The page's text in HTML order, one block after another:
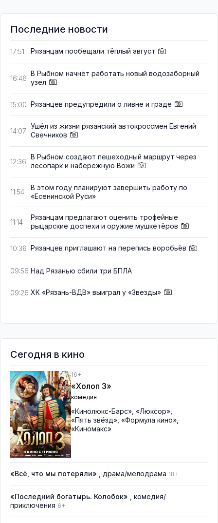
Последние новости
17:51 Рязанцам пообещали тёплый август
16:46
В Рыбном начнёт работать новый водозаборный
узел
15:00 Рязанцев предупредили о ливне и граде
14:07
Ушёл из жизни рязанский автокроссмен Евгений
Свечников
12:36
В Рыбном создают пешеходный маршрут через
лесопарк и набережную Вожи
11:54
В этом году планируют завершить работу по
«Есенинской Руси»
11:14
Рязанцам предлагают оценить трофейные
рыцарские доспехи и оружие мушкетёров
10:36 Рязанцев приглашают на перепись воробьёв
09:56 Над Рязанью сбили три БПЛА
09:26 ХК «Рязань-ВДВ» выиграл у «Звезды»
Сегодня в кино
16+
«Холоп 3»
комедия
«Кинолюкс-Барс» «Люксор»
«Пять звёзд» «Формула кино»
«Киномакс»
«Всё, что мы потеряли» , драма/мелодрама 18+
«Последний богатырь. Колобок»
, комедия/
приключения 6+